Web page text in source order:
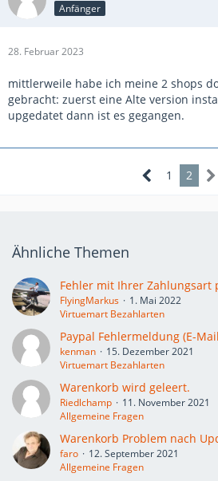
Anfänger
28. Februar 2023
mittlerweile habe ich meine 2 shops
gebracht: zuerst eine Alte version
upgedatet dann ist es gegangen.
1 2
Ähnliche Themen
Fehler mit Ihrer Zahlungsart
FlyingMarkus
1. Mai 2022
Virtuemart Bezahlarten
Paypal Fehlermeldung (E-
kenman
15. Dezember 2021
Virtuemart Bezahlarten
Warenkorb wird geleert.
Riedlchamp
11. November 2021
Allgemeine Fragen
Warenkorb Problem nach
faro
12. September 2021
Allgemeine Fragen